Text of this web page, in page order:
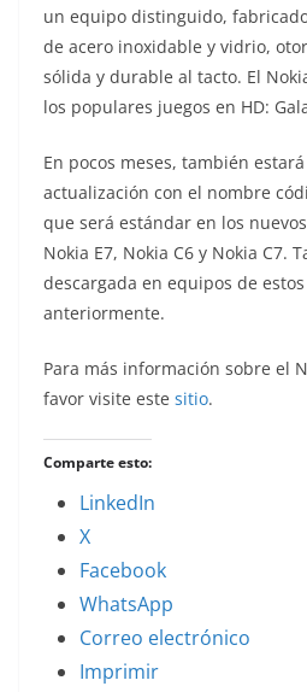
un equipo distinguido,
de acero inoxidable y vidrio,
sólida y durable al tacto. El
los populares juegos en HD:
En pocos meses, también
actualización con el nombre
que será estándar en los
Nokia E7, Nokia C6 y Nokia C7.
descargada en equipos de
anteriormente.
Para más información sobre el
favor visite este sitio.
Comparte esto:
LinkedIn
X
Facebook
WhatsApp
Correo electrónico
Imprimir